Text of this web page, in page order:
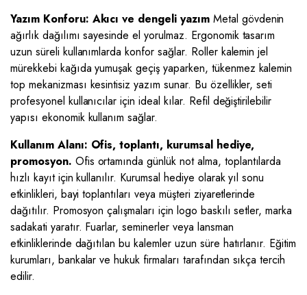
Yazım Konforu: Akıcı ve dengeli yazımMetal gövdenin
ağırlık dağılımı sayesinde el yorulmaz. Ergonomik tasarım
uzun süreli kullanımlarda konfor sağlar. Roller kalemin jel
mürekkebi kağıda yumuşak geçiş yaparken, tükenmez kalemin
top mekanizması kesintisiz yazım sunar. Bu özellikler, seti
profesyonel kullanıcılar için ideal kılar. Refil değiştirilebilir
yapısı ekonomik kullanım sağlar.
Kullanım Alanı: Ofis, toplantı, kurumsal hediye,
promosyon. Ofis ortamında günlük not alma, toplantılarda
hızlı kayıt için kullanılır. Kurumsal hediye olarak yıl sonu
etkinlikleri, bayi toplantıları veya müşteri ziyaretlerinde
dağıtılır. Promosyon çalışmaları için logo baskılı setler, marka
sadakati yaratır. Fuarlar, seminerler veya lansman
etkinliklerinde dağıtılan bu kalemler uzun süre hatırlanır. Eğitim
kurumları, bankalar ve hukuk firmaları tarafından sıkça tercih
edilir.